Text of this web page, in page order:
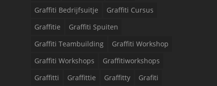
Graffiti Bedrijfsuitje
Graffiti Cursus
Graffitie
Graffiti Spuiten
Graffiti Teambuilding
Graffiti Workshop
Graffiti Workshops
Graffitiworkshops
Graffitti
Graffittie Graffitty
Grafiti